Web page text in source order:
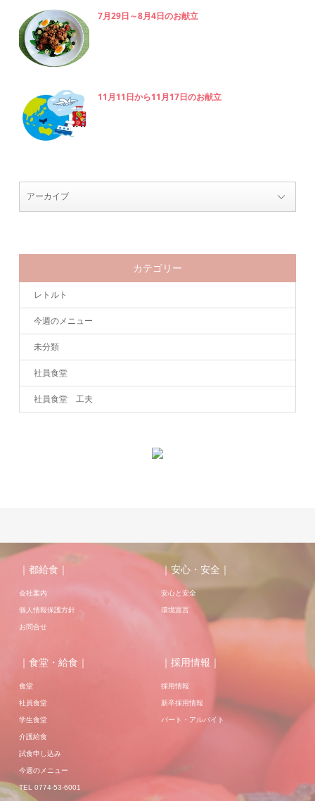
7月29日～8月4日のお献立
11月11日から11月17日のお献立
カテゴリー
レトルト
今週のメニュー
未分類
社員食堂
社員食堂 工夫
｜都給食｜
会社案内
個人情報保護方針
お問合せ
｜安心・安全｜
安心と安全
環境宣言
｜食堂・給食｜
食堂
社員食堂
学生食堂
介護給食
試食申し込み
今週のメニュー
TEL 0774-53-6001
｜採用情報｜
採用情報
新卒採用情報
パート・アルバイト